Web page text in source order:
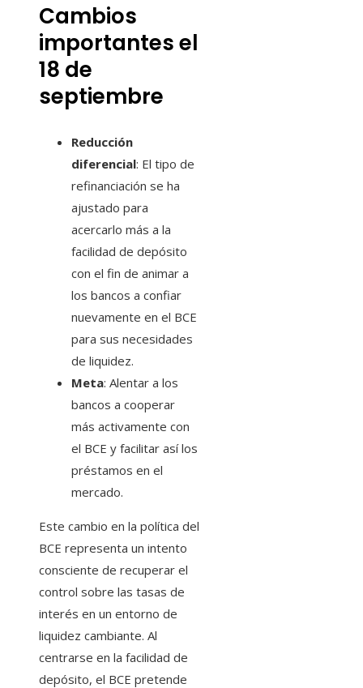
Cambios
importantes el
18 de
septiembre
Reducción
diferencial: El tipo de
refinanciación se ha
ajustado para
acercarlo más a la
facilidad de depósito
con el fin de animar a
los bancos a confiar
nuevamente en el BCE
para sus necesidades
de liquidez.
Meta: Alentar a los
bancos a cooperar
más activamente con
el BCE y facilitar así los
préstamos en el
mercado.
Este cambio en la política del
BCE representa un intento
consciente de recuperar el
control sobre las tasas de
interés en un entorno de
liquidez cambiante. Al
centrarse en la facilidad de
depósito, el BCE pretende